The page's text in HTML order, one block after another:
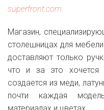
superfront.com
Магазин,
столешницах для
доставляют только
что и за это хочется
создается из меди,
почти каждая
материалах и цветах.